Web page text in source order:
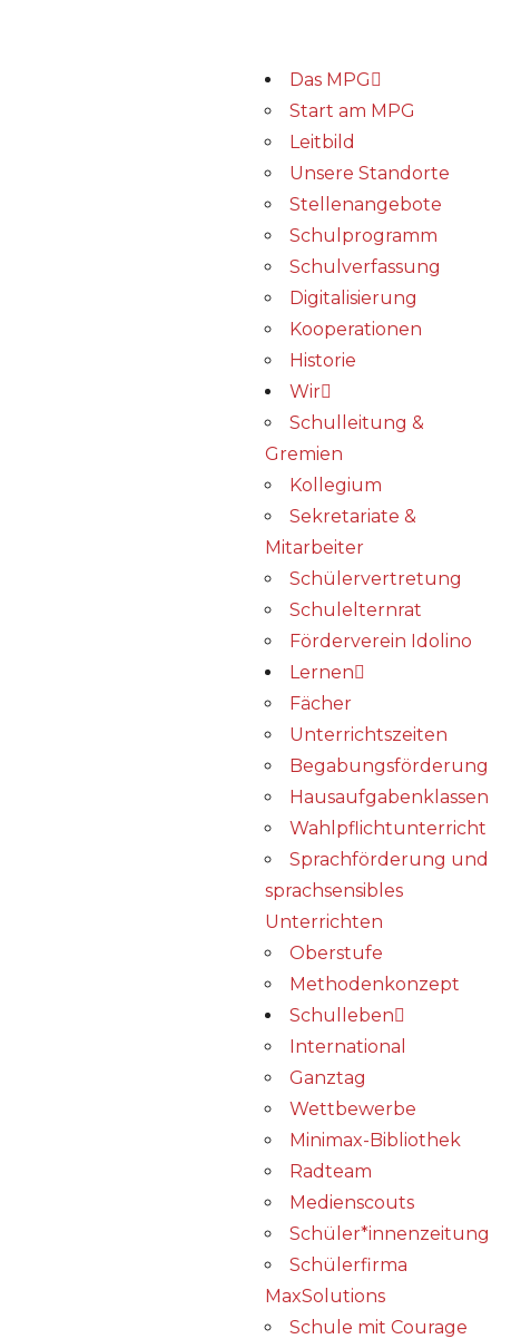
Das MPG
Start am MPG
Leitbild
Unsere Standorte
Stellenangebote
Schulprogramm
Schulverfassung
Digitalisierung
Kooperationen
Historie
Wir
Schulleitung &
Gremien
Kollegium
Sekretariate &
Mitarbeiter
Schülervertretung
Schulelternrat
Förderverein Idolino
Lernen
Fächer
Unterrichtszeiten
Begabungs­förderung
Hausaufgabenklassen
Wahlpflichtunterricht
Sprachförderung und
sprachsensibles
Unterrichten
Oberstufe
Methodenkonzept
Schulleben
International
Ganztag
Wettbewerbe
Minimax-Bibliothek​
Radteam
Medienscouts
Schüler*innenzeitung
Schülerfirma
MaxSolutions
Schule mit Courage